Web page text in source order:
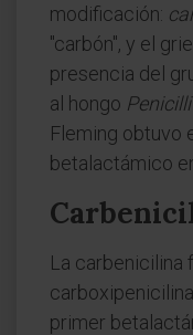
modificación:
"carbón", y el
presencia del
al hongo
Fleming obtuvo
betalactámico
La carbenicilina
primer